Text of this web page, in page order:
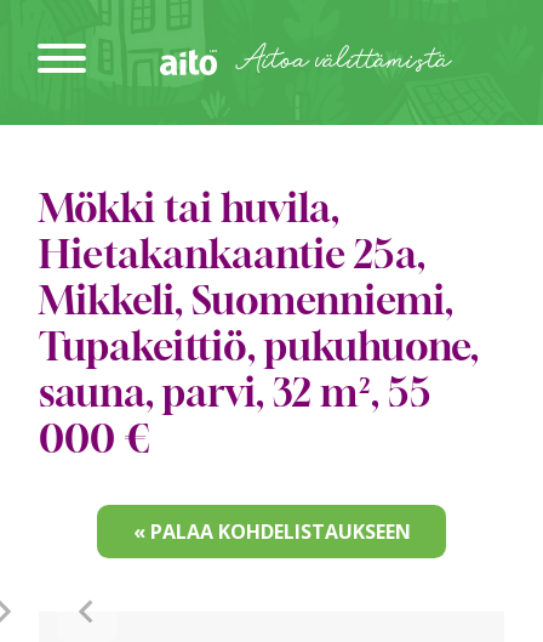
sisältöön
Aitoa välittämistä
Mökki tai huvila,
Hietakankaantie 25a,
Mikkeli, Suomenniemi,
Tupakeittiö, pukuhuone,
sauna, parvi, 32 m², 55
000 €
« PALAA KOHDELISTAUKSEEN